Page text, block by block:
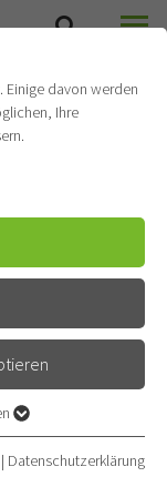
Einige davon werden
Ihre
der
die Webseite
| Datenschutzerklärung